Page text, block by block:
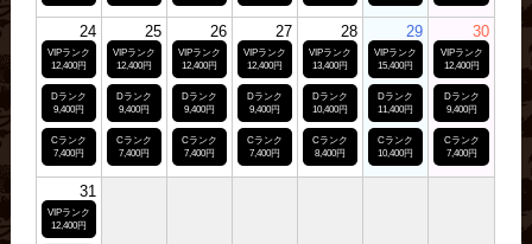
24
VIPランク
12,400円
Dランク
9,400円
Cランク
7,400円
25
VIPランク
12,400円
Dランク
9,400円
Cランク
7,400円
26
VIPランク
12,400円
Dランク
9,400円
Cランク
7,400円
27
VIPランク
12,400円
Dランク
9,400円
Cランク
7,400円
28
VIPランク
13,400円
Dランク
10,400円
Cランク
8,400円
29
VIPランク
15,400円
Dランク
11,400円
Cランク
10,400円
30
VIPランク
12,400円
Dランク
9,400円
Cランク
7,400円
31
VIPランク
12,400円